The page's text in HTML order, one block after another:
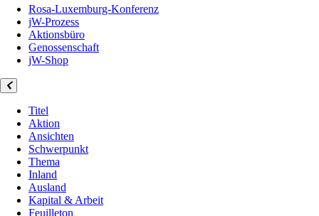
Rosa-Luxemburg-Konferenz
jW-Prozess
Aktionsbüro
Genossenschaft
jW-Shop
Titel
Aktion
Ansichten
Schwerpunkt
Thema
Inland
Ausland
Kapital & Arbeit
Feuilleton